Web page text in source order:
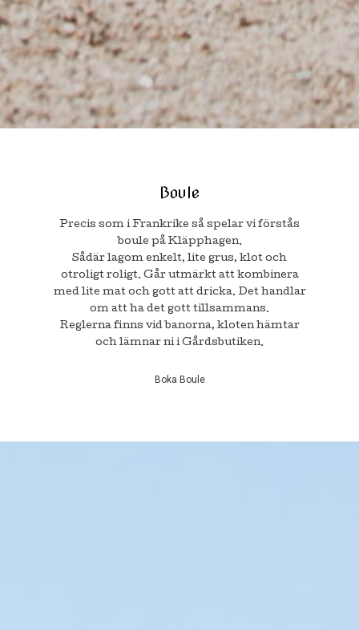
Boule
Precis som i Frankrike så spelar vi förstås
boule på Kläpphagen.
Sådär lagom enkelt, lite grus, klot och
otroligt roligt. Går utmärkt att kombinera
med lite mat och gott att dricka. Det handlar
om att ha det gott tillsammans.
Reglerna finns vid banorna, kloten hämtar
och lämnar ni i Gårdsbutiken.
Boka Boule